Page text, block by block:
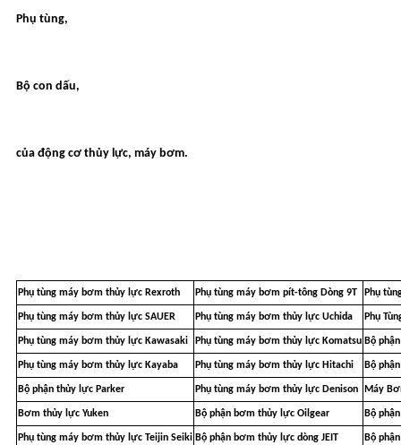
Phụ tùng,
Bộ con dấu,
của động cơ thủy lực, máy bơm.
Phụ tùng máy bơm thủy lực Rexroth Phụ tùng máy bơm pít-tông Dòng 9T Phụ
Phụ tùng máy bơm thủy lực SAUER Phụ tùng máy bơm thủy lực Uchida Phụ
Phụ tùng máy bơm thủy lực Kawasaki Phụ tùng máy bơm thủy lực Komatsu Bộ
Phụ tùng máy bơm thủy lực Kayaba Phụ tùng máy bơm thủy lực Hitachi Bộ
Bộ phận thủy lực Parker Phụ tùng máy bơm thủy lực Denison Máy
Bơm thủy lực Yuken Bộ phận bơm thủy lực Oilgear Bộ
Phụ tùng máy bơm thủy lực Teijin Seiki Bộ phận bơm thủy lực dòng JEIT Bộ